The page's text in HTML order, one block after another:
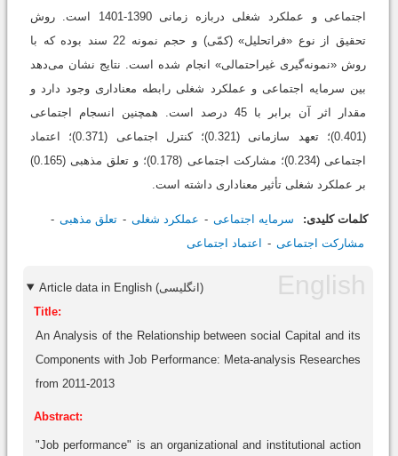
اجتماعی و عملکرد شغلی دربازه زمانی 1390-1401 است. روش
تحقیق از نوع «فراتحلیل» (کمّی) و حجم نمونه 22 سند بوده که با
روش «نمونه‌گیری غیراحتمالی» انجام شده است. نتایج نشان می‌دهد
بین سرمایه اجتماعی و عملکرد شغلی رابطه معنا‌داری وجود دارد و
مقدار اثر آن برابر با 45 درصد است. همچنین انسجام اجتماعی
(0.401)؛ تعهد سازمانی (0.321)؛ کنترل اجتماعی (0.371)؛ اعتماد
اجتماعی (0.234)؛ مشارکت اجتماعی (0.178)؛ و تعلق مذهبی (0.165)
بر عملکرد شغلی تأثیر معناداری داشته است.
کلمات کلیدی: سرمایه اجتماعی عملکرد شغلی
تعلق مذهبی
مشارکت اجتماعی
اعتماد اجتماعی
Article data in English (انگلیسی)
Title:
An Analysis of the Relationship between social Capital and its
Components with Job Performance: Meta-analysis Researches
from 2011-2013
Abstract:
"Job performance" is an organizational and institutional action